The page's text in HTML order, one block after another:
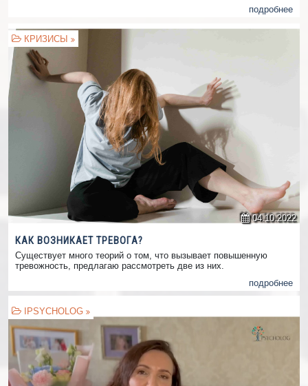
подробнее
КРИЗИСЫ
04.10.2022
КАК ВОЗНИКАЕТ ТРЕВОГА?
Существует много теорий о том, что вызывает повышенную
тревожность, предлагаю рассмотреть две из них.
подробнее
IPSYCHOLOG